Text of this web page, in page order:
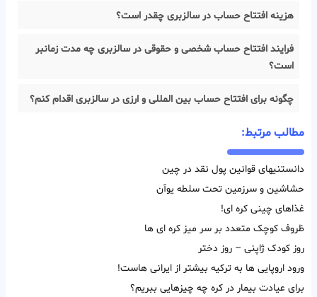
هزینه افتتاح حساب در سالزبری چقدر است؟
فرایند افتتاح حساب شخصی و حقوقی در سالزبری چه مدت زمانبر
است؟
چگونه برای افتتاح حساب بین المللی و ارزی در سالزبری اقدام کنم؟
مطالب مرتبط:
دانستنیهای قوانین پول نقد در چین
حشاشین و سرزمین تحت سلطه یوآن
غذاهای چینی کره ای!
ظروف کوچک متعدد بر سر میز کره ای ها
روز کودک ژاپنی – روز دختر
ورود اروپایی ها به ترکیه بیشتر از ایرانی هاست!
برای عیادت بیمار در کره چه چیزهایی ببریم؟